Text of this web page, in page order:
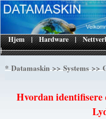
|
Hjem | Hardware |
*Datamaskin>>Systems>>
Hvordan